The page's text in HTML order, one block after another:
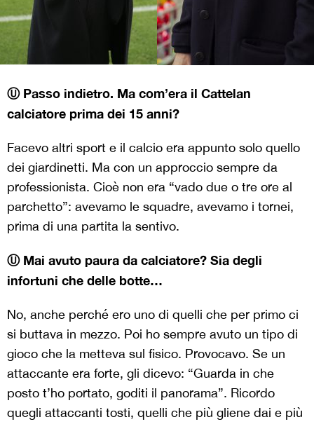
Ⓤ Passo indietro. Ma com’era il Cattelan
calciatore prima dei 15 anni?
Facevo altri sport e il calcio era appunto solo quello
dei giardinetti. Ma con un approccio sempre da
professionista. Cioè non era “vado due o tre ore al
parchetto”: avevamo le squadre, avevamo i tornei,
prima di una partita la sentivo.
Ⓤ Mai avuto paura da calciatore? Sia degli
infortuni che delle botte…
No, anche perché ero uno di quelli che per primo ci
si buttava in mezzo. Poi ho sempre avuto un tipo di
gioco che la metteva sul fisico. Provocavo. Se un
attaccante era forte, gli dicevo: “Guarda in che
posto t’ho portato, goditi il panorama”. Ricordo
quegli attaccanti tosti, quelli che più gliene dai e più